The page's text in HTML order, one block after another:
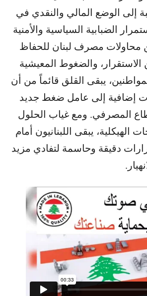
إلى الوضع المالي والنقدي في
الضبابية السياسية والأمنية
محاولات مصرف لبنان للحفاظ
و​الضغوط المعيشية​
يبقى القلق قائماً من أن
إضافية إلى عامل ضغط جديد
المصرفي. ومع غياب الحلول
الهيكلية، يبقى اللبنانيون أمام
دقيقة وحاسمة لتفادي مزيد